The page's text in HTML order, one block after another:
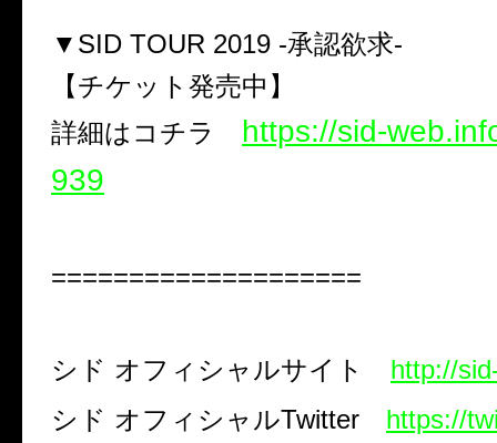
▼SID TOUR 2019 -承認欲求-
【チケット発売中】
詳細はコチラ https://sid-
939
====================
シド オフィシャルサイト http://
シド オフィシャルTwitter
https://